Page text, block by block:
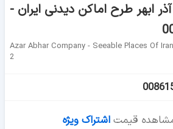
ابهر طرح اماکن دیدنی ایران -
Azar Abhar Company - Seeable Places Of
2
قیمت اشتراک ویژه